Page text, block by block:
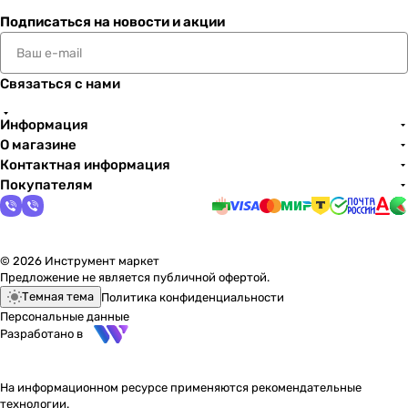
Подписаться на новости и акции
Связаться с нами
Информация
О магазине
Контактная информация
Покупателям
© 2026 Инструмент маркет
Предложение не является публичной офертой.
Темная тема Политика конфиденциальности
Персональные данные
Разработано в
На информационном ресурсе применяются рекомендательные
технологии.